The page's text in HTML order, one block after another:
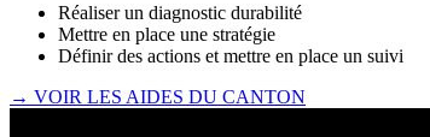
Réaliser un diagnostic durabilité
Mettre en place une stratégie
Définir des actions et mettre en place un suivi
→ VOIR LES AIDES DU CANTON